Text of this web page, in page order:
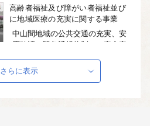
高齢者福祉及び障がい者福祉並び
に地域医療の充実に関する事業
中山間地域の公共交通の充実、安
否確認（緊急通報体制）、安全安
す。
さらに表示